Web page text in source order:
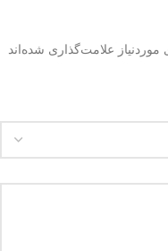
علامت‌گذاری شده‌اند